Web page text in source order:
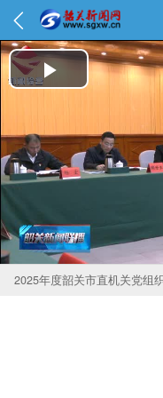
Play
2025年度韶关市直机关党组